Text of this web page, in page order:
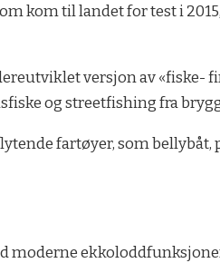
kom til landet for test i
versjon av
og streetfishing fra
fartøyer, som
moderne